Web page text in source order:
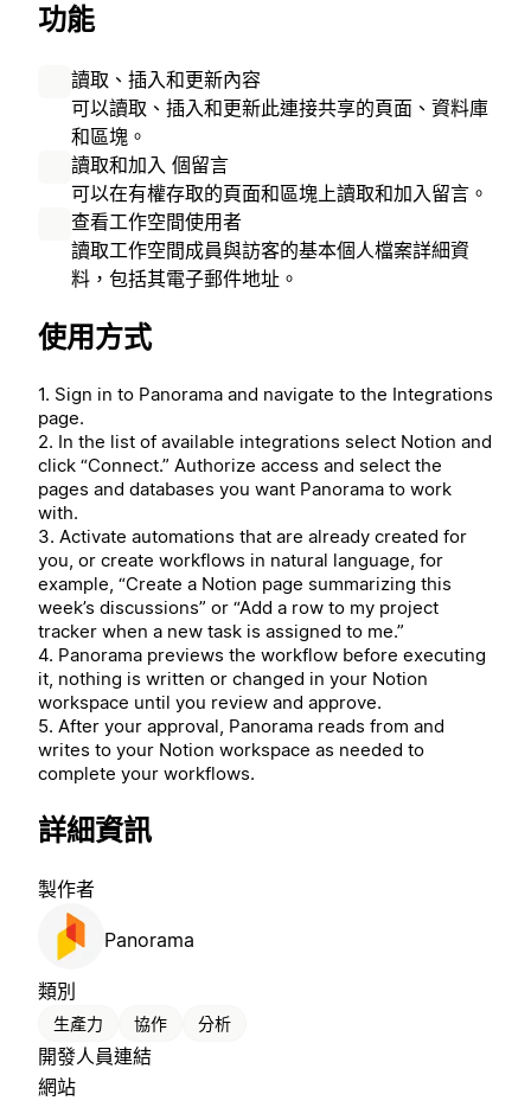
功能
讀取、插入和更新內容
可以讀取、插入和更新此連接共享的頁面、資料庫
和區塊。
讀取和加入 個留言
可以在有權存取的頁面和區塊上讀取和加入留言。
查看工作空間使用者
讀取工作空間成員與訪客的基本個人檔案詳細資
料，包括其電子郵件地址。
使用方式
1. Sign in to Panorama and navigate to the Integrations
page.
2. In the list of available integrations select Notion and
click “Connect.” Authorize access and select the
pages and databases you want Panorama to work
with.
3. Activate automations that are already created for
you, or create workflows in natural language, for
example, “Create a Notion page summarizing this
week’s discussions” or “Add a row to my project
tracker when a new task is assigned to me.”
4. Panorama previews the workflow before executing
it, nothing is written or changed in your Notion
workspace until you review and approve.
5. After your approval, Panorama reads from and
writes to your Notion workspace as needed to
complete your workflows.
詳細資訊
製作者
Panorama
類別
生產力 協作 分析
開發人員連結
網站